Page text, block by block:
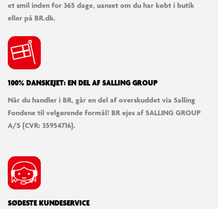
et smil inden for 365 dage, uanset om du har købt i butik
eller på BR.dk.
100% DANSKEJET: EN DEL AF SALLING GROUP
Når du handler i BR, går en del af overskuddet via Salling
Fondene til velgørende formål! BR ejes af SALLING GROUP
A/S (CVR: 35954716).
SØDESTE KUNDESERVICE